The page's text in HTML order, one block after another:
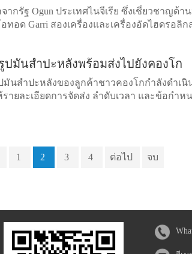
กรัฐ Ogun ประเทศไนจีเรีย ซึ่งเชี่ยวชาญด้
อด Garri สองเครื่องและเครื่องอัดไฮดรอลิก
มันสำปะหลังพร้อมส่งไปยังคองโก
นสำปะหลังของลูกค้าชาวคองโกกำลังดำเ
ห้รายละเอียดการจัดส่ง ลำดับเวลา และข้อก
1 2 3 4 ต่อไป จบ